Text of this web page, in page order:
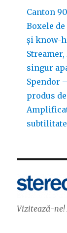
Canton
Boxele
și know-
singur
Spendor
produs
Vizitează-ne!